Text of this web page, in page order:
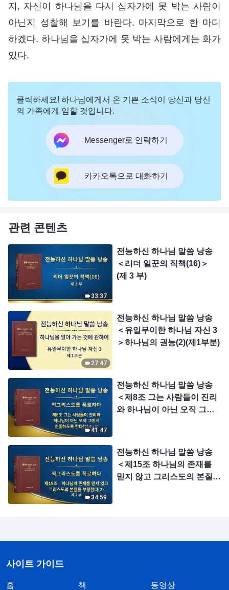
지, 자신이 하나님을 다시 십자가에 못 박는 사람이
아닌지 성찰해 보기를 바란다. 마지막으로 한 마디
하겠다. 하나님을 십자가에 못 박는 사람에게는 화가
있다.
클릭하세요! 하나님에게서 온 기쁜 소식이 당신과 당신
의 가족에게 임할 것입니다.
Messenger로 연락하기
카카오톡으로 대화하기
관련 콘텐츠
33:37
전능하신 하나님 말씀 낭송
＜리더 일꾼의 직책(16)＞
(제 3 부)
27:47
전능하신 하나님 말씀 낭송
＜유일무이한 하나님 자신 3
＞하나님의 권능(2)(제1부분)
41:47
전능하신 하나님 말씀 낭송
＜제8조 그는 사람들이 진리
와 하나님이 아닌 오직 그에
34:59
전능하신 하나님 말씀 낭송
＜제15조 하나님의 존재를
믿지 않고 그리스도의 본질을
사이트 가이드
홈 책 동영상